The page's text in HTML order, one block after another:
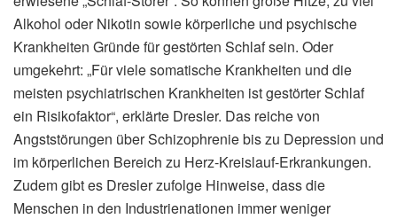
Alkohol oder Nikotin sowie körperliche und psychische
Krankheiten Gründe für gestörten Schlaf sein. Oder
umgekehrt: „Für viele somatische Krankheiten und die
meisten psychiatrischen Krankheiten ist gestörter Schlaf
ein Risikofaktor“, erklärte Dresler. Das reiche von
Angststörungen über Schizophrenie bis zu Depression und
im körperlichen Bereich zu Herz-Kreislauf-Erkrankungen.
Zudem gibt es Dresler zufolge Hinweise, dass die
Menschen in den Industrienationen immer weniger